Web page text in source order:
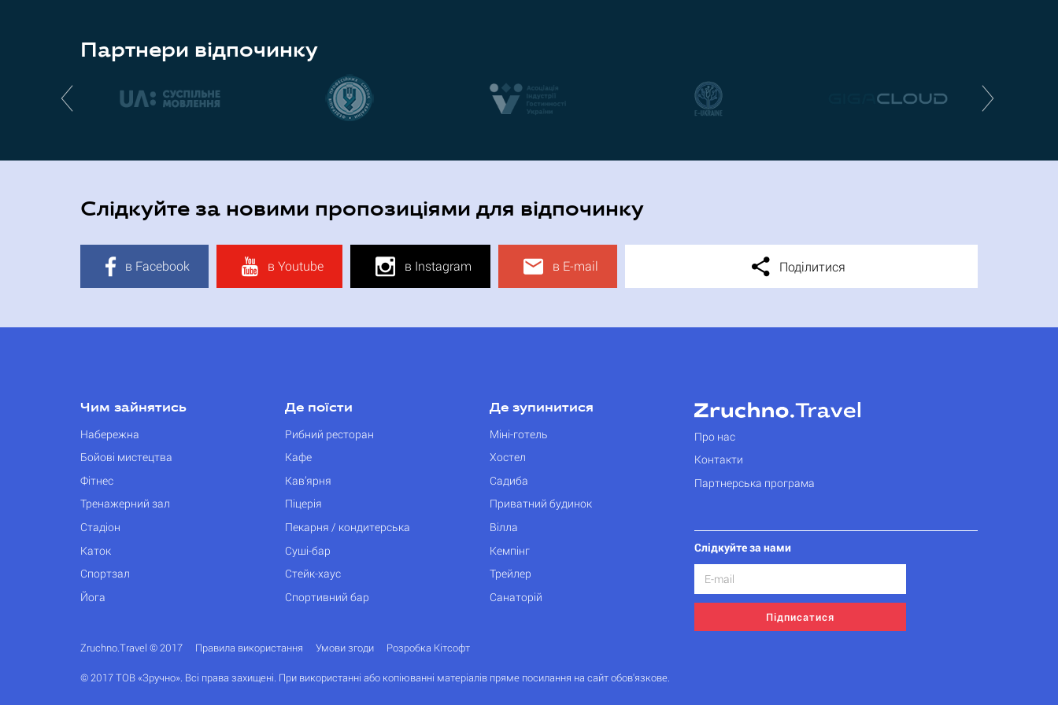
Партнери відпочинку
Слідкуйте за новими пропозиціями для відпочинку
в Facebook в Youtube в Instagram в E-mail Поділитися
Чим зайнятись
Набережна
Бойові мистецтва
Фітнес
Тренажерний зал
Стадіон
Каток
Спортзал
Йога
Де поїсти
Рибний ресторан
Кафе
Кав’ярня
Піцерія
Пекарня / кондитерська
Суші-бар
Стейк-хаус
Спортивний бар
Де зупинитися
Міні-готель
Хостел
Садиба
Приватний будинок
Вілла
Кемпінг
Трейлер
Санаторій
Про нас
Контакти
Партнерська програма
Слідкуйте за нами
Підписатися
Zruchno.Travel © 2017 Правила використання Умови згоди Розробка Кітсофт
© 2017 ТОВ «Зручно». Всі права захищені. При використанні або копіюванні матеріалів пряме посилання на сайт обов'язкове.